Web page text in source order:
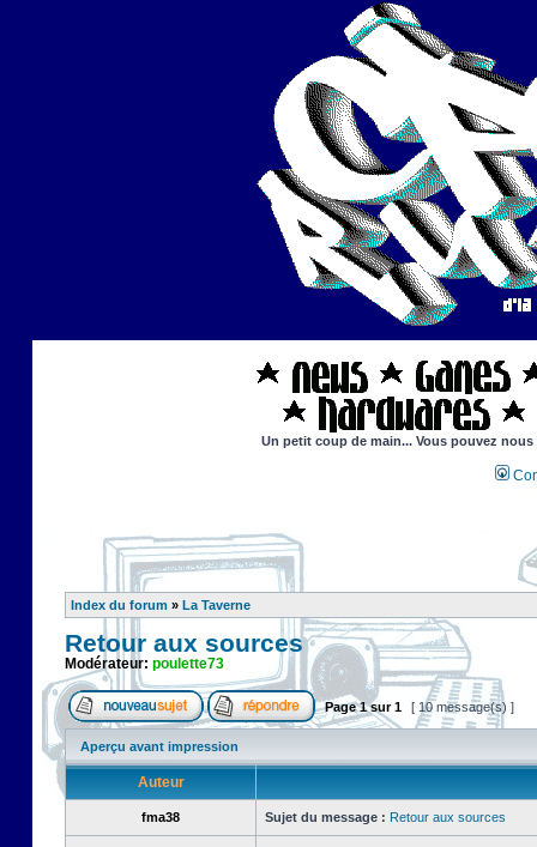
Un petit coup de main... Vous pouvez
Index du forum » La Taverne
Retour aux sources
Modérateur: poulette73
Page1sur1 [ 10 message(s) ]
Aperçu avant impression
Auteur
fma38 Sujet du message : Retour aux sources